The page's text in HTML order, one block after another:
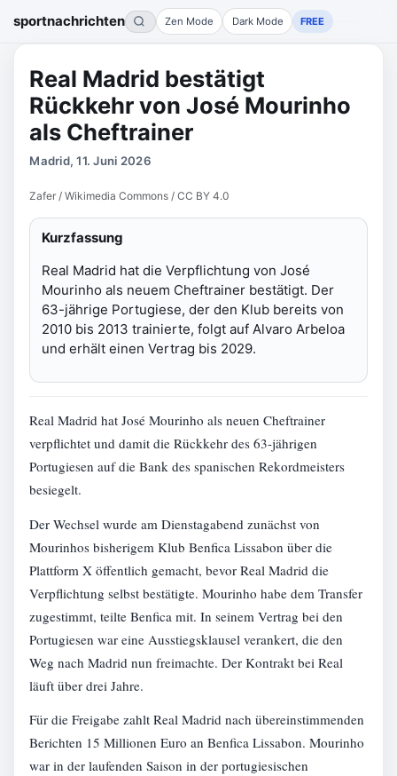
sportnachrichten Zen Mode Dark Mode FREE
Real Madrid bestätigt
Rückkehr von José Mourinho
als Cheftrainer
Madrid, 11. Juni 2026
Zafer / Wikimedia Commons / CC BY 4.0
Kurzfassung
Real Madrid hat die Verpflichtung von José
Mourinho als neuem Cheftrainer bestätigt. Der
63-jährige Portugiese, der den Klub bereits von
2010 bis 2013 trainierte, folgt auf Alvaro Arbeloa
und erhält einen Vertrag bis 2029.
Real Madrid hat José Mourinho als neuen Cheftrainer
verpflichtet und damit die Rückkehr des 63-jährigen
Portugiesen auf die Bank des spanischen Rekordmeisters
besiegelt.
Der Wechsel wurde am Dienstagabend zunächst von
Mourinhos bisherigem Klub Benfica Lissabon über die
Plattform X öffentlich gemacht, bevor Real Madrid die
Verpflichtung selbst bestätigte. Mourinho habe dem Transfer
zugestimmt, teilte Benfica mit. In seinem Vertrag bei den
Portugiesen war eine Ausstiegsklausel verankert, die den
Weg nach Madrid nun freimachte. Der Kontrakt bei Real
läuft über drei Jahre.
Für die Freigabe zahlt Real Madrid nach übereinstimmenden
Berichten 15 Millionen Euro an Benfica Lissabon. Mourinho
war in der laufenden Saison in der portugiesischen